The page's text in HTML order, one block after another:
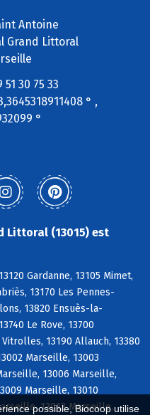
possible, Biocoop utilise
Antoine
Grand Littoral
51 30 75 33
° ,
°
Littoral (13015) est
Gardanne, 13105 Mimet,
13170 Les Pennes-
13820 Ensuès-la-
Le Rove, 13700
13190 Allauch, 13380
Marseille, 13003
13006 Marseille,
Marseille, 13010
13013 Marseille,